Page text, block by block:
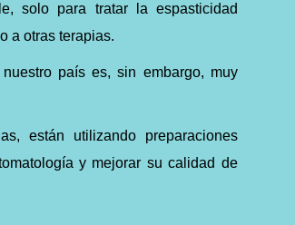
solo para tratar la espasticidad
a otras terapias.
país es, sin embargo, muy
están utilizando preparaciones
y mejorar su calidad de